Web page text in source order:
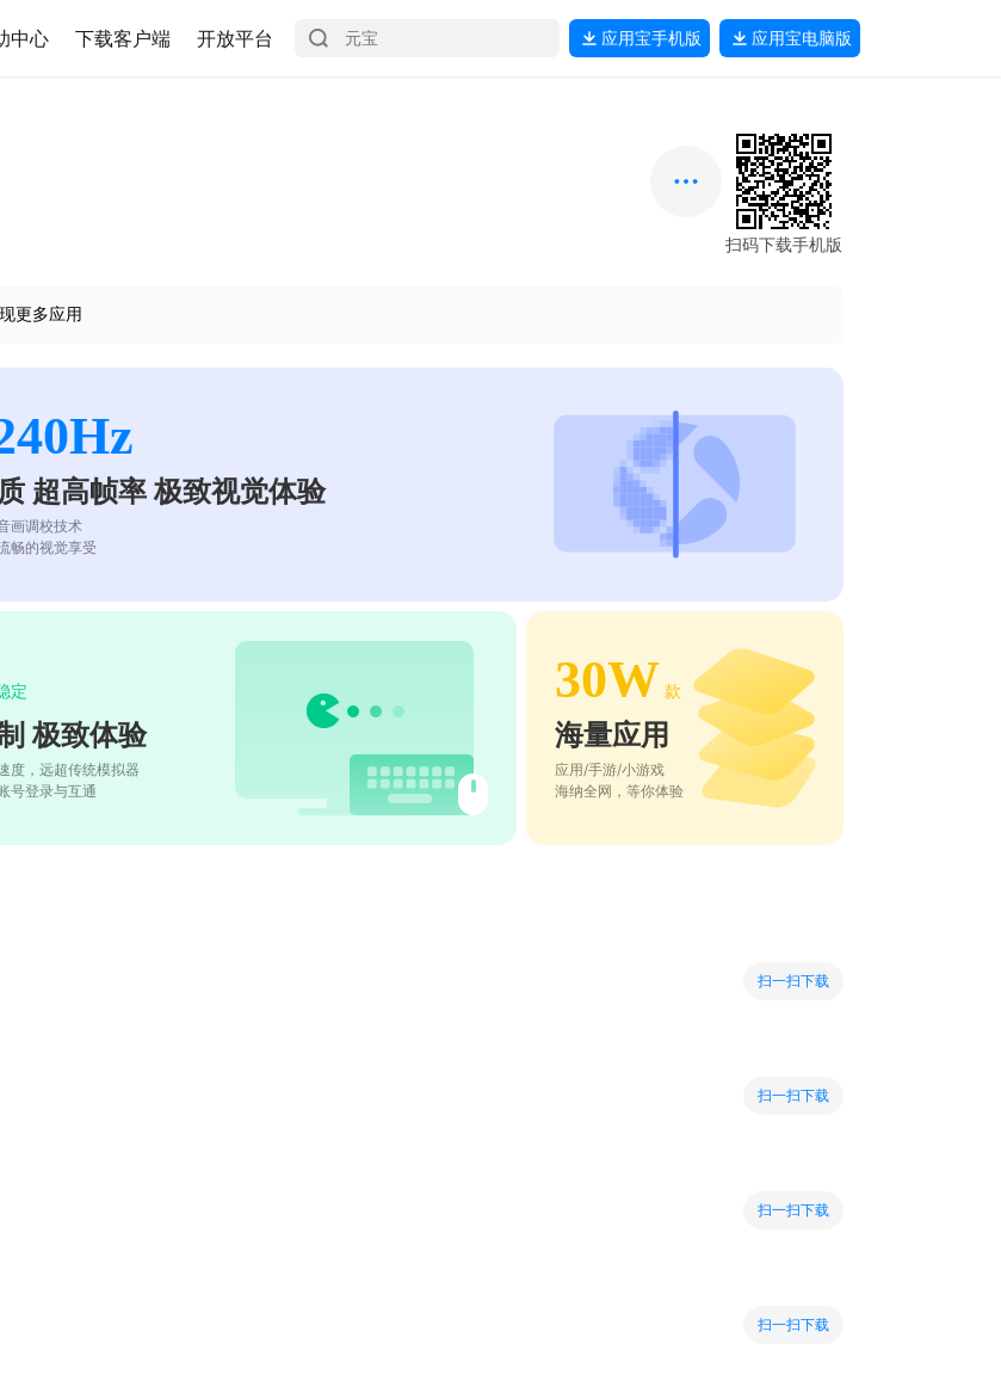
中心 下载客户端 开放平台 应用宝手机版 应用宝电脑版
扫码下载手机版
更多应用
超高帧率 极致视觉体验
画调校技术
畅的视觉享受
定
极致体验
度，远超传统模拟器
号登录与互通
30W 款
海量应用
应用/手游/小游戏
海纳全网，等你体验
扫一扫下载
扫一扫下载
扫一扫下载
扫一扫下载